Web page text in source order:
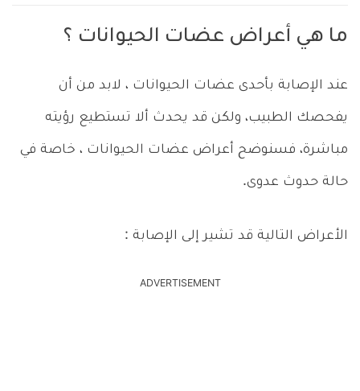
ما هي أعراض عضات الحيوانات ؟
عند الإصابة بأحدى عضات الحيوانات ، لابد من أن
يفحصك الطبيب، ولكن قد يحدث ألا تستطيع رؤيته
مباشرة، فسنوضح أعراض عضات الحيوانات ، خاصة في
حالة حدوث عدوى.
الأعراض التالية قد تشير إلى الإصابة :
ADVERTISEMENT